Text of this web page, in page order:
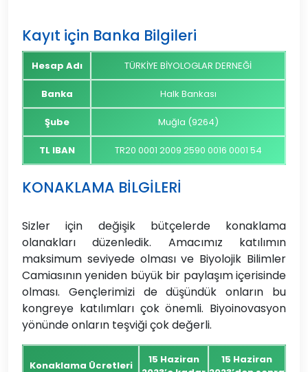
Kayıt için Banka Bilgileri
Hesap Adı TÜRKİYE BİYOLOGLAR DERNEĞİ
Banka Halk Bankası
Şube Muğla (9264)
TL IBAN TR20 0001 2009 2590 0016 0001 54
KONAKLAMA BİLGİLERİ
Sizler için değişik bütçelerde konaklama
olanakları düzenledik. Amacımız katılımın
maksimum seviyede olması ve Biyolojik Bilimler
Camiasının yeniden büyük bir paylaşım içerisinde
olması. Gençlerimizi de düşündük onların bu
kongreye katılımları çok önemli. Biyoinovasyon
yönünde onların teşviği çok değerli.
Konaklama Ücretleri
15 Haziran
15 Haziran